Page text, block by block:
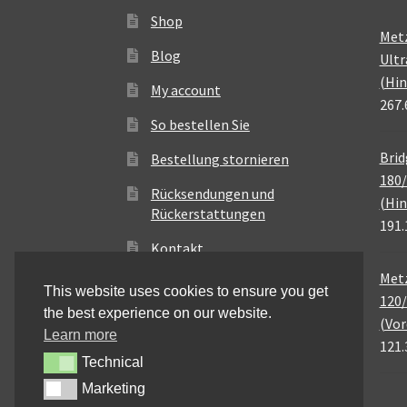
Shop
Blog
My account
So bestellen Sie
Bestellung stornieren
Rücksendungen und
Rückerstattungen
Kontakt
This website uses cookies to ensure you get
the best experience on our website.
Learn more
TechnicalTechnical
MarketingMarketing